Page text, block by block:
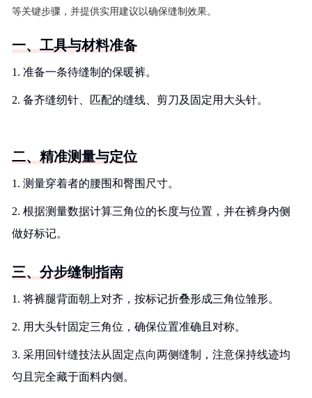
等关键步骤，并提供实用建议以确保缝制效果。
一、工具与材料准备
1. 准备一条待缝制的保暖裤。
2. 备齐缝纫针、匹配的缝线、剪刀及固定用大头针。
二、精准测量与定位
1. 测量穿着者的腰围和臀围尺寸。
2. 根据测量数据计算三角位的长度与位置，并在裤身内侧
做好标记。
三、分步缝制指南
1. 将裤腿背面朝上对齐，按标记折叠形成三角位雏形。
2. 用大头针固定三角位，确保位置准确且对称。
3. 采用回针缝技法从固定点向两侧缝制，注意保持线迹均
匀且完全藏于面料内侧。